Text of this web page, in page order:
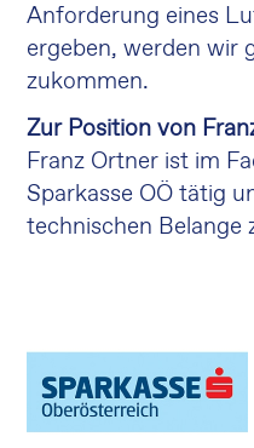
Anforderung eines
ergeben, werden wir
zukommen.
Zur Position von
Franz Ortner ist im
Sparkasse OÖ tätig
technischen Belange